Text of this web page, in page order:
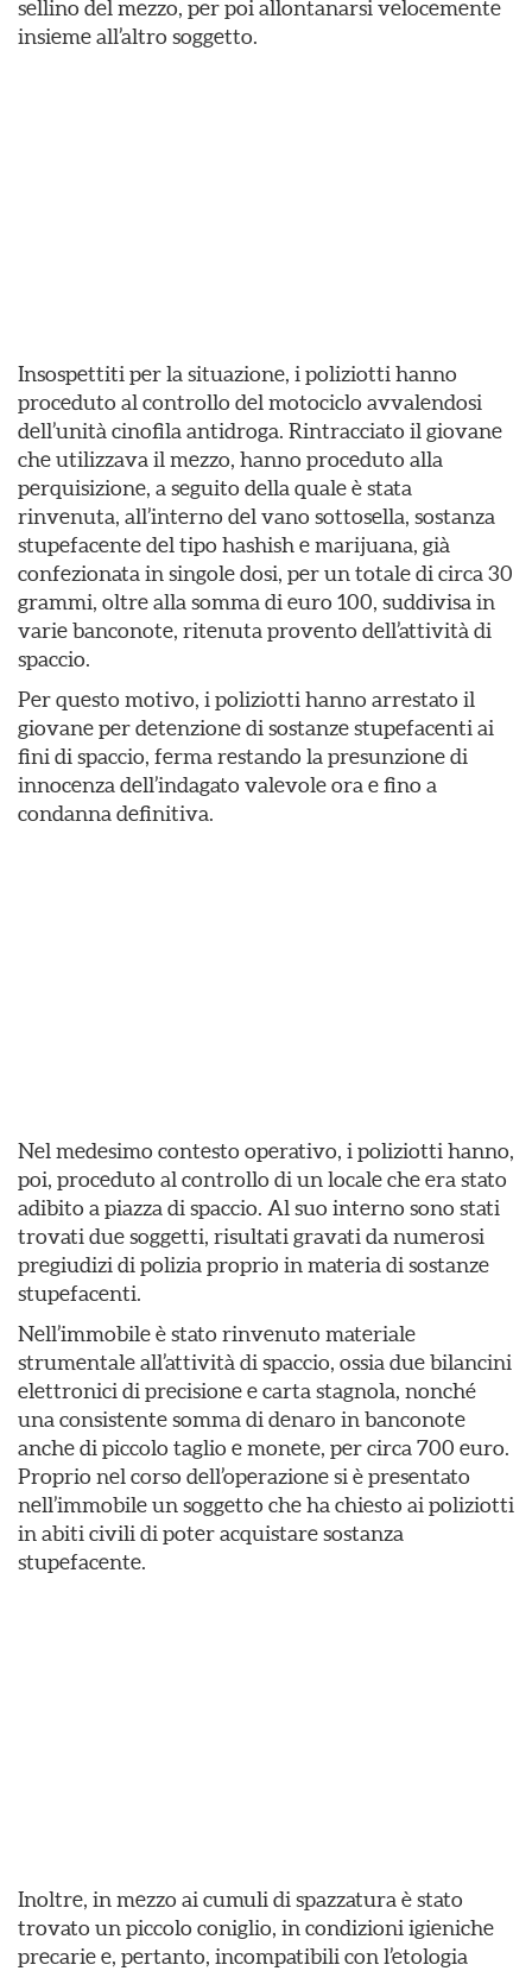
sellino del mezzo, per poi allontanarsi velocemente
insieme all’altro soggetto.
Insospettiti per la situazione, i poliziotti hanno
proceduto al controllo del motociclo avvalendosi
dell’unità cinofila antidroga. Rintracciato il giovane
che utilizzava il mezzo, hanno proceduto alla
perquisizione, a seguito della quale è stata
rinvenuta, all’interno del vano sottosella, sostanza
stupefacente del tipo hashish e marijuana, già
confezionata in singole dosi, per un totale di circa 30
grammi, oltre alla somma di euro 100, suddivisa in
varie banconote, ritenuta provento dell’attività di
spaccio.
Per questo motivo, i poliziotti hanno arrestato il
giovane per detenzione di sostanze stupefacenti ai
fini di spaccio, ferma restando la presunzione di
innocenza dell’indagato valevole ora e fino a
condanna definitiva.
Nel medesimo contesto operativo, i poliziotti hanno,
poi, proceduto al controllo di un locale che era stato
adibito a piazza di spaccio. Al suo interno sono stati
trovati due soggetti, risultati gravati da numerosi
pregiudizi di polizia proprio in materia di sostanze
stupefacenti.
Nell’immobile è stato rinvenuto materiale
strumentale all’attività di spaccio, ossia due bilancini
elettronici di precisione e carta stagnola, nonché
una consistente somma di denaro in banconote
anche di piccolo taglio e monete, per circa 700 euro.
Proprio nel corso dell’operazione si è presentato
nell’immobile un soggetto che ha chiesto ai poliziotti
in abiti civili di poter acquistare sostanza
stupefacente.
Inoltre, in mezzo ai cumuli di spazzatura è stato
trovato un piccolo coniglio, in condizioni igieniche
precarie e, pertanto, incompatibili con l’etologia